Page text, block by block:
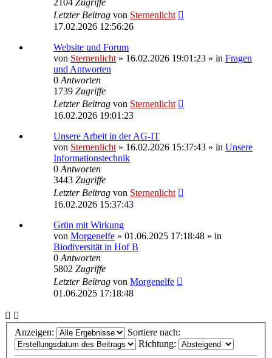
2104 Zugriffe
Letzter Beitrag von Sternenlicht
17.02.2026 12:56:26
Website und Forum
von Sternenlicht » 16.02.2026 19:01:23 » in Fragen
und Antworten
0 Antworten
1739 Zugriffe
Letzter Beitrag von Sternenlicht
16.02.2026 19:01:23
Unsere Arbeit in der AG-IT
von Sternenlicht » 16.02.2026 15:37:43 » in Unsere
Informationstechnik
0 Antworten
3443 Zugriffe
Letzter Beitrag von Sternenlicht
16.02.2026 15:37:43
Grün mit Wirkung
von Morgenelfe » 01.06.2025 17:18:48 » in
Biodiversität in Hof B
0 Antworten
5802 Zugriffe
Letzter Beitrag von Morgenelfe
01.06.2025 17:18:48
Anzeigen:
Sortiere nach:
Richtung: